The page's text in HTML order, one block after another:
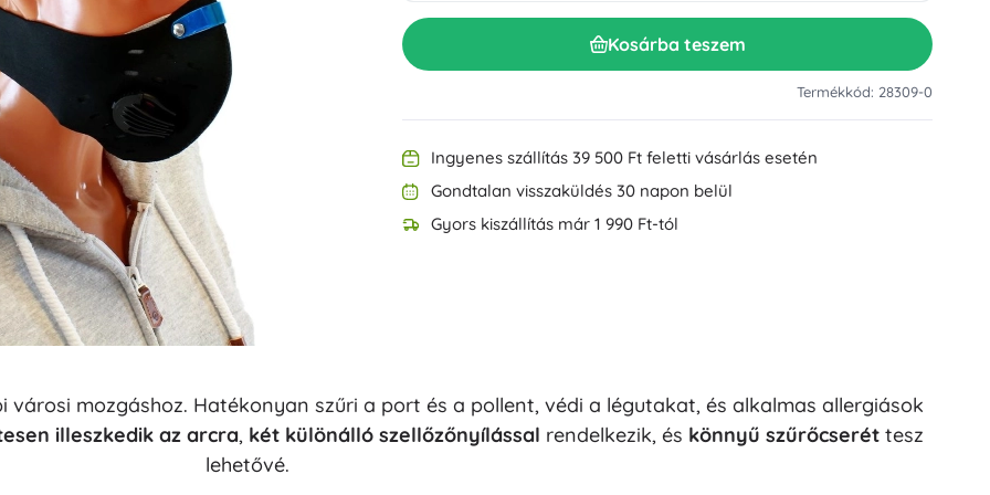
Felszerelés a legkisebbeknek
Dekorációk
Biztonság
Rendezés
Éjszakai világítás
Mosdókiegészítők
WC-kiegészítők
Party
Vízijátékok Könyvek
Grillezés
Zene
Kosárba teszem
Termékkód: 28309-0
Ingyenes szállítás 39 500 Ft feletti vásárlás esetén
Gondtalan visszaküldés 30 napon belül
Gyors kiszállítás már 1 990 Ft-tól
mozgáshoz. Hatékonyan szűri a port és a pollent, védi a légutakat, és alkalmas allergiások
illeszkedik az arcra, két különálló szellőzőnyílással rendelkezik, és könnyű szűrőcseréttesz
lehetővé.